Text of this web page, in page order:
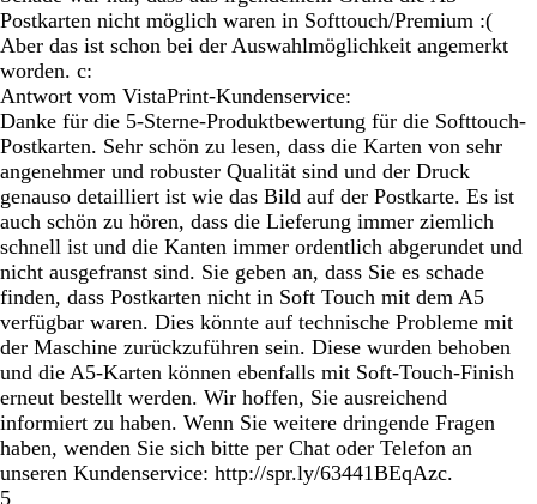
Postkarten nicht möglich waren in Softtouch/Premium :(
Aber das ist schon bei der Auswahlmöglichkeit angemerkt
worden. c:
Antwort vom VistaPrint-Kundenservice:
Danke für die 5-Sterne-Produktbewertung für die Softtouch-
Postkarten. Sehr schön zu lesen, dass die Karten von sehr
angenehmer und robuster Qualität sind und der Druck
genauso detailliert ist wie das Bild auf der Postkarte. Es ist
auch schön zu hören, dass die Lieferung immer ziemlich
schnell ist und die Kanten immer ordentlich abgerundet und
nicht ausgefranst sind. Sie geben an, dass Sie es schade
finden, dass Postkarten nicht in Soft Touch mit dem A5
verfügbar waren. Dies könnte auf technische Probleme mit
der Maschine zurückzuführen sein. Diese wurden behoben
und die A5-Karten können ebenfalls mit Soft-Touch-Finish
erneut bestellt werden. Wir hoffen, Sie ausreichend
informiert zu haben. Wenn Sie weitere dringende Fragen
haben, wenden Sie sich bitte per Chat oder Telefon an
unseren Kundenservice: http://spr.ly/63441BEqAzc.
5